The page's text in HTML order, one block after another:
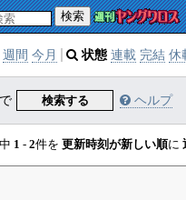
検索
週間 今月 状態 連載 完結 休
で 検索する ヘルプ
1 -2件を 更新時刻が新しい順に